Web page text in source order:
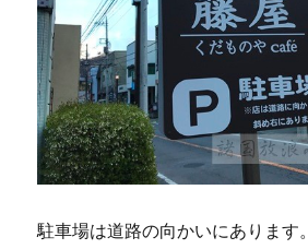
駐車場は道路の向かいにあります。